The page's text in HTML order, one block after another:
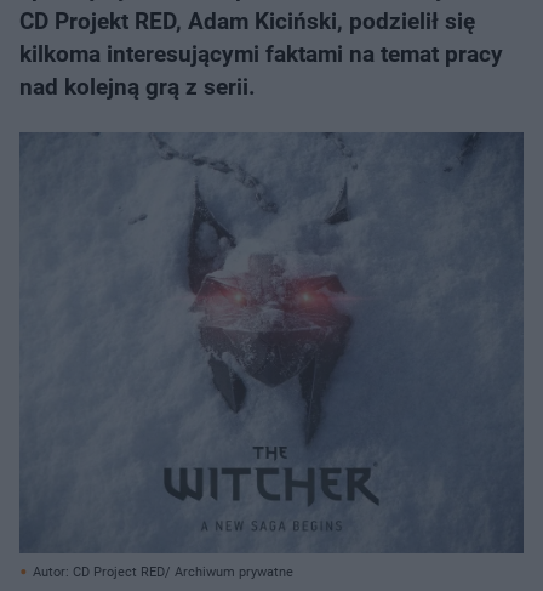
CD Projekt RED, Adam Kiciński, podzielił się
kilkoma interesującymi faktami na temat pracy
nad kolejną grą z serii.
Autor: CD Project RED/ Archiwum prywatne